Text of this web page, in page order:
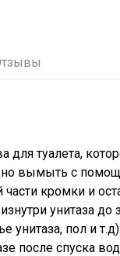
туалета,
вымыть с
части кромки и
унитаза до
унитаза, пол и
после спуска